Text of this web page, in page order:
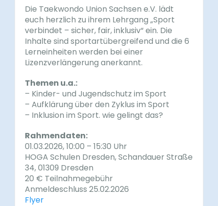
Die Taekwondo Union Sachsen e.V. lädt
euch herzlich zu ihrem Lehrgang „Sport
verbindet – sicher, fair, inklusiv“ ein. Die
Inhalte sind sportartübergreifend und die 6
Lerneinheiten werden bei einer
Lizenzverlängerung anerkannt.
Themen u.a.:
– Kinder- und Jugendschutz im Sport
– Aufklärung über den Zyklus im Sport
– Inklusion im Sport. wie gelingt das?
Rahmendaten:
01.03.2026, 10:00 – 15:30 Uhr
HOGA Schulen Dresden, Schandauer Straße
34, 01309 Dresden
20 € Teilnahmegebühr
Anmeldeschluss 25.02.2026
Flyer